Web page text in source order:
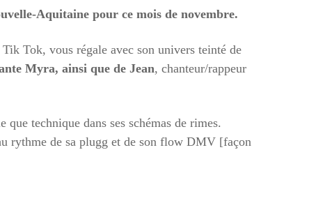
Aquitaine pour ce mois de novembre.
Tok, vous régale avec son univers teinté de
Myra, ainsi que de Jean, chanteur/rappeur
que technique dans ses schémas de rimes.
rythme de sa plugg et de son flow DMV [façon